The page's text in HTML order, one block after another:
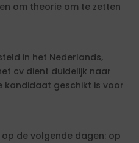
om theorie om te zetten
in het Nederlands,
cv dient duidelijk naar
kandidaat geschikt is voor
de volgende dagen: op